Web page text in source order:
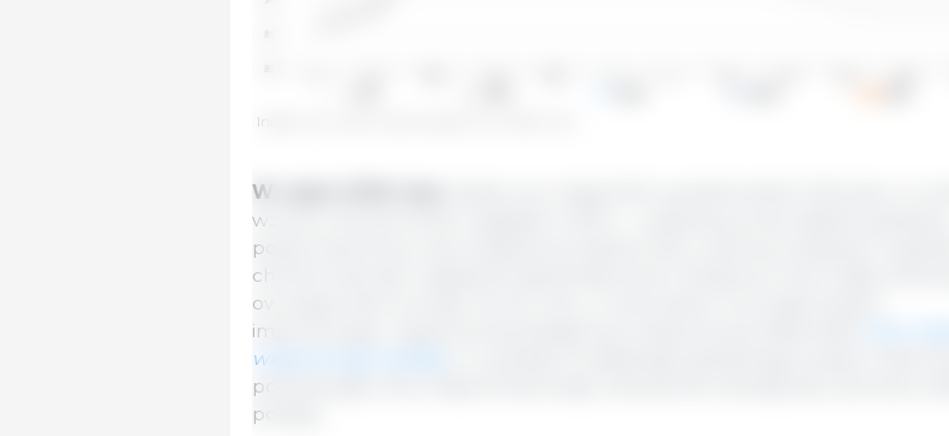
Indeks cen mięsa wieprzowego FAO. Źródło: FAO.
W całym 2025 roku
wzrost o 6,0 pkt (5,1%) względem 2024 r., wspierany przez stabilny globalny
popyt importowy oraz zwiększoną niepewność rynkową związaną z
chorób zwierząt i napięciami geopolitycznymi. Światowe ceny mięsa
owczego silnie wzrosły rok do roku, w warunkach mocnego popytu
importowego i ograniczonej dostępności eksportowej. Natomiast
wieprzowego spadły
, co wynikało ze słabszego globalnego popytu
podczas gdy ceny mięsa drobiowego nieznacznie obniżyły się z powodu
podaży.